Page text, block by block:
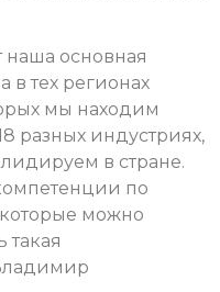
основная
в тех регионах
мы находим
разных индустриях,
в стране.
по
можно
такая